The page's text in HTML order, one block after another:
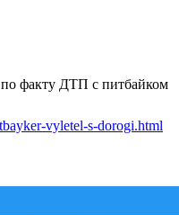
по факту ДТП с питбайком
vyletel-s-dorogi.html